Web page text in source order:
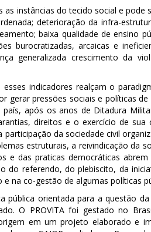
instâncias do tecido social e pode
deterioração da infra-
baixa qualidade de ensino
burocratizadas, arcaicas e
generalizada crescimento da
indicadores realçam o
gerar pressões sociais e políticas
após os anos de Ditadura
direitos e o exercício de sua
da sociedade civil
estruturais, a reivindicação da
das praticas democráticas
referendo, do plebiscito, da
co-gestão de algumas políticas
orientada para a questão
O PROVITA foi gestado no
em um projeto elaborado e